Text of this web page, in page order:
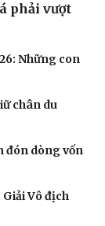
phải vượt
Những con
chân du
đón dòng vốn
Vô địch